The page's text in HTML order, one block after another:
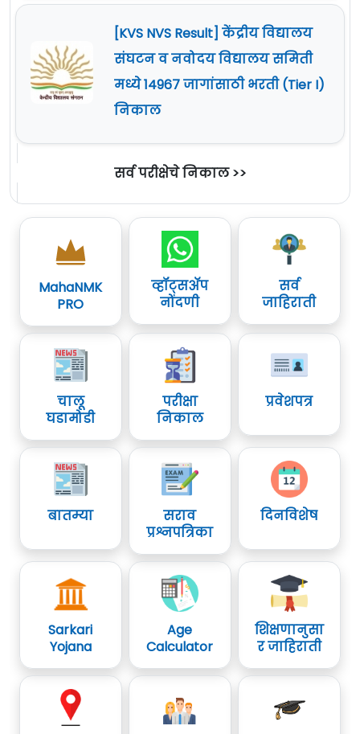
[KVS NVS Result] केंद्रीय विद्यालय
संघटन व नवोदय विद्यालय समिती
मध्ये 14967 जागांसाठी भरती (Tier I)
निकाल
सर्व परीक्षेचे निकाल >>
MahaNMK
PRO
व्हॉट्सॲप
नोंदणी
सर्व
जाहिराती
चालू
घडामोडी
परीक्षा
निकाल
प्रवेशपत्र
बातम्या
सराव
प्रश्नपत्रिका
दिनविशेष
Sarkari
Yojana
Age
Calculator
शिक्षणानुसा
र जाहिराती